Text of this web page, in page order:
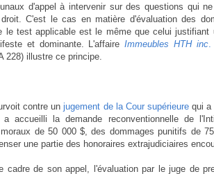
d'appel à intervenir sur des questions qui
C'est le cas en matière d'évaluation des
le test applicable est le même que celui justifiant
et dominante. L'affaireImmeubles HTH inc.
228) illustre ce principe.
contre unjugement de la Cour supérieurequi a
accueilli la demande reconventionnelle de
de 50 000 $, des dommages punitifs de
une partie des honoraires extrajudiciaires
cadre de son appel, l'évaluation par le juge de